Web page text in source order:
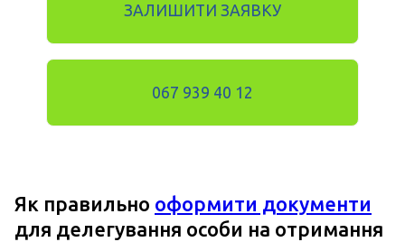
ЗАЛИШИТИ ЗАЯВКУ
067 939 40 12
Як правильно оформити документи
для делегування особи на отримання